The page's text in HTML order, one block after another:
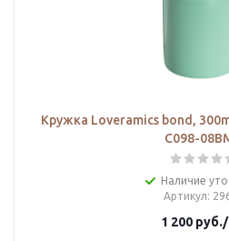
Кружка Loveramics bond,
C098-
Наличие
Артикул:
1 200 руб.